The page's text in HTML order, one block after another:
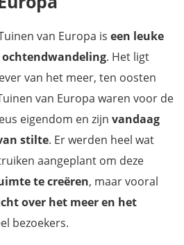
van Europa is een leuke
. Het ligt
van het meer, ten oosten
van Europa waren voor de
eigendom en zijn vandaag
stilte. Er werden heel wat
aangeplant om deze
te creëren, maar vooral
over het meer en het
bezoekers.